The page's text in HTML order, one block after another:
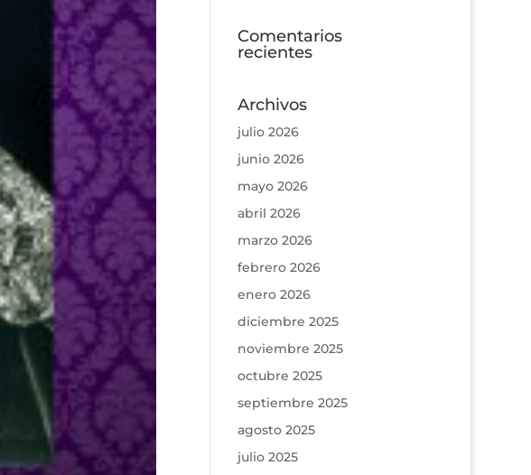
Comentarios
recientes
Archivos
julio 2026
junio 2026
mayo 2026
abril 2026
marzo 2026
febrero 2026
enero 2026
diciembre 2025
noviembre 2025
octubre 2025
septiembre 2025
agosto 2025
julio 2025